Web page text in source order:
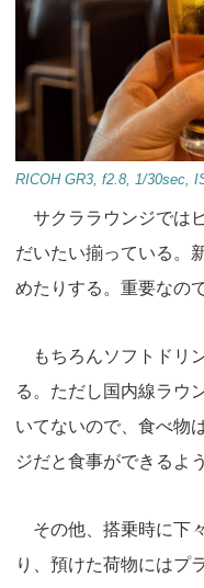
RICOH GR3, f2.8, 1/30sec,
サクララウンジでは
だいたい揃っている。
めたりする。重要なの
もちろんソフトドリ
る。ただし国内線ラウ
いてないので、食べ物
ジだと食事ができるよ
その他、搭乗時に下
り、預けた荷物にはプ